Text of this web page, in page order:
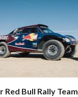
Red Bull Rally